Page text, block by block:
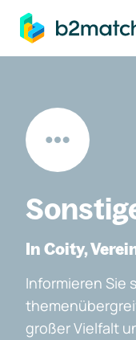
springen
In Coity,
Informieren Sie
großer Vielfalt